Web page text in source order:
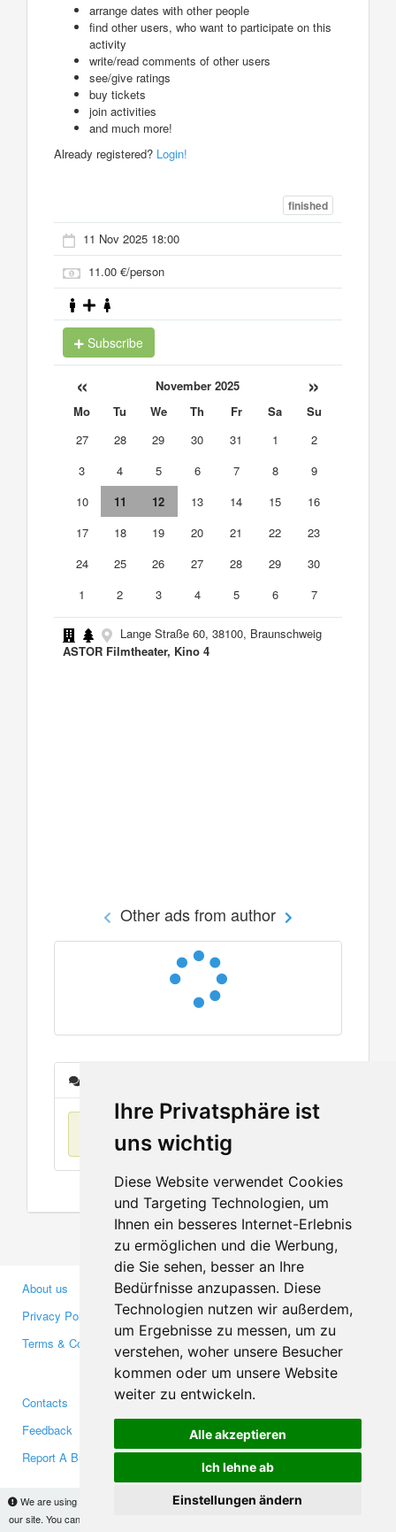
Ihre Privatsphäre ist
uns wichtig
Diese Website verwendet Cookies
und Targeting Technologien, um
Ihnen ein besseres Internet-Erlebnis
zu ermöglichen und die Werbung,
die Sie sehen, besser an Ihre
Bedürfnisse anzupassen. Diese
Technologien nutzen wir außerdem,
um Ergebnisse zu messen, um zu
verstehen, woher unsere Besucher
kommen oder um unsere Website
weiter zu entwickeln.
Alle akzeptieren
Ich lehne ab
Einstellungen ändern
We are using cookies to provide statistics that help us give you the best experience of
our site. You can find out more
arrange dates with other people
find other users, who want to participate on this
activity
write/read comments of other users
see/give ratings
buy tickets
join activities
and much more!
Already registered? Login!
finished
11 Nov 2025 18:00
11.00 €/person
Subscribe
« November 2025 »
Mo Tu We Th Fr Sa
Su
27
28 29 30 31 1
2
3
4 5 6 7 8
9
10
11 12 13 14 15
16
17
18 19 20 21 22
23
24
25 26 27 28 29
30
1
2 3 4 5 6 7
Lange Straße 60, 38100, Braunschweig
ASTOR Filmtheater, Kino 4
Other ads from author
No items found
About us
Privacy Policy
Terms & Conditions
Business Partners
Investors
Media
Contacts
Feedback
Report A Bug
Facebook
Twitter
YouTube
Google+